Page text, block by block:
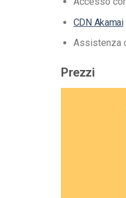
CDN Akamai
Assistenza
Prezzi